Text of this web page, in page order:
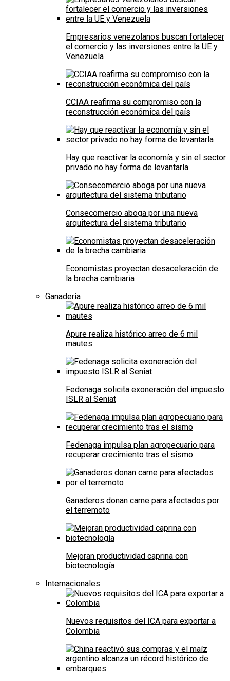
Empresarios venezolanos buscan fortalecer
el comercio y las inversiones entre la UE y
Venezuela
CCIAA reafirma su compromiso con la
reconstrucción económica del país
Hay que reactivar la economía y sin el sector
privado no hay forma de levantarla
Consecomercio aboga por una nueva
arquitectura del sistema tributario
Economistas proyectan desaceleración de
la brecha cambiaria
Ganadería
Apure realiza histórico arreo de 6 mil
mautes
Fedenaga solicita exoneración del impuesto
ISLR al Seniat
Fedenaga impulsa plan agropecuario para
recuperar crecimiento tras el sismo
Ganaderos donan carne para afectados por
el terremoto
Mejoran productividad caprina con
biotecnología
Internacionales
Nuevos requisitos del ICA para exportar a
Colombia